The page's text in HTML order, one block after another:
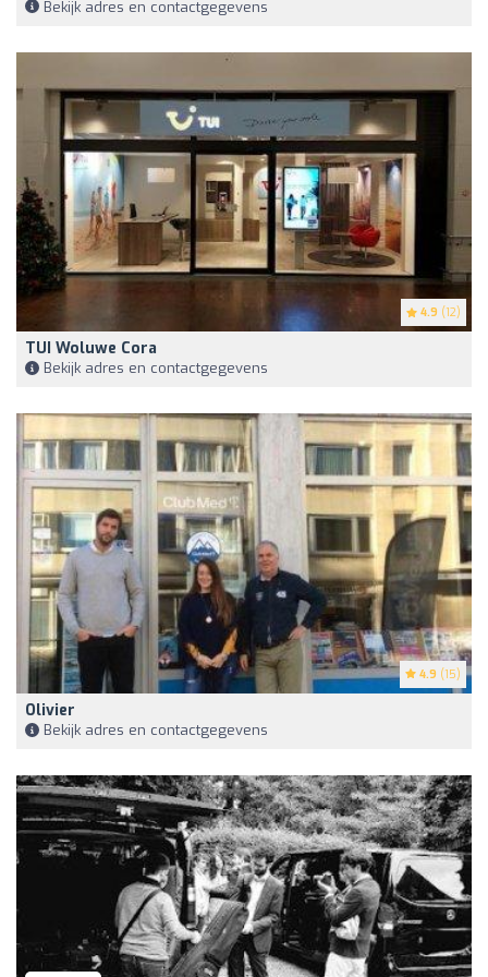
Bekijk adres en contactgegevens
4.9 (12)
TUI Woluwe Cora
Bekijk adres en contactgegevens
4.9 (15)
Olivier
Bekijk adres en contactgegevens